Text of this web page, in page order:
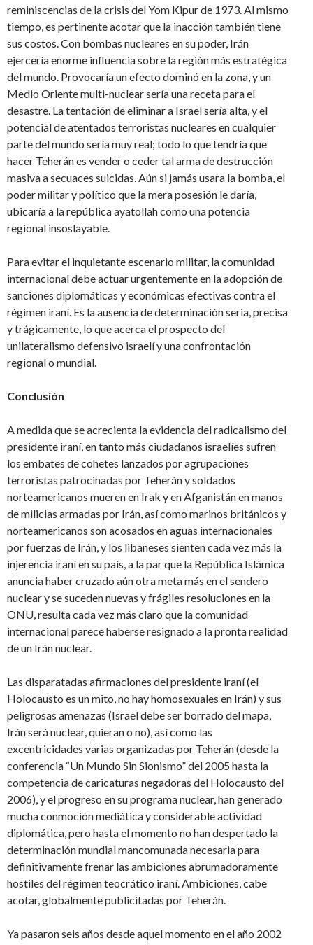
reminiscencias de la crisis del Yom Kipur de 1973. Al mismo
tiempo, es pertinente acotar que la inacción también tiene
sus costos. Con bombas nucleares en su poder, Irán
ejercería enorme influencia sobre la región más estratégica
del mundo. Provocaría un efecto dominó en la zona, y un
Medio Oriente multi-nuclear sería una receta para el
desastre. La tentación de eliminar a Israel sería alta, y el
potencial de atentados terroristas nucleares en cualquier
parte del mundo sería muy real; todo lo que tendría que
hacer Teherán es vender o ceder tal arma de destrucción
masiva a secuaces suicidas. Aún si jamás usara la bomba, el
poder militar y político que la mera posesión le daría,
ubicaría a la república ayatollah como una potencia
regional insoslayable.
Para evitar el inquietante escenario militar, la comunidad
internacional debe actuar urgentemente en la adopción de
sanciones diplomáticas y económicas efectivas contra el
régimen iraní. Es la ausencia de determinación seria, precisa
y trágicamente, lo que acerca el prospecto del
unilateralismo defensivo israelí y una confrontación
regional o mundial.
Conclusión
A medida que se acrecienta la evidencia del radicalismo del
presidente iraní, en tanto más ciudadanos israelíes sufren
los embates de cohetes lanzados por agrupaciones
terroristas patrocinadas por Teherán y soldados
norteamericanos mueren en Irak y en Afganistán en manos
de milicias armadas por Irán, así como marinos británicos y
norteamericanos son acosados en aguas internacionales
por fuerzas de Irán, y los libaneses sienten cada vez más la
injerencia iraní en su país, a la par que la República Islámica
anuncia haber cruzado aún otra meta más en el sendero
nuclear y se suceden nuevas y frágiles resoluciones en la
ONU, resulta cada vez más claro que la comunidad
internacional parece haberse resignado a la pronta realidad
de un Irán nuclear.
Las disparatadas afirmaciones del presidente iraní (el
Holocausto es un mito, no hay homosexuales en Irán) y sus
peligrosas amenazas (Israel debe ser borrado del mapa,
Irán será nuclear, quieran o no), así como las
excentricidades varias organizadas por Teherán (desde la
conferencia “Un Mundo Sin Sionismo” del 2005 hasta la
competencia de caricaturas negadoras del Holocausto del
2006), y el progreso en su programa nuclear, han generado
mucha conmoción mediática y considerable actividad
diplomática, pero hasta el momento no han despertado la
determinación mundial mancomunada necesaria para
definitivamente frenar las ambiciones abrumadoramente
hostiles del régimen teocrático iraní. Ambiciones, cabe
acotar, globalmente publicitadas por Teherán.
Ya pasaron seis años desde aquel momento en el año 2002